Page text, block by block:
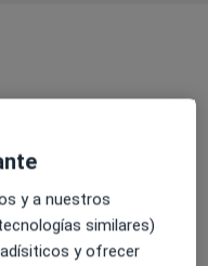
Higuera
y a nuestros
similares)
y ofrecer